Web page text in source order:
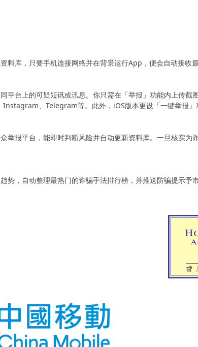
料库，只要手机连接网络并在背景运行App，便会自动接收
平台上的可疑短讯或讯息。你只需在「举报」功能内上传
、Telegram等。此外，iOS版本更设「一键举报」
举报平台，能即时判断风险并自动更新资料库。一旦核实
势，自动整理最热门的诈骗手法排行榜，并推送防骗提示予